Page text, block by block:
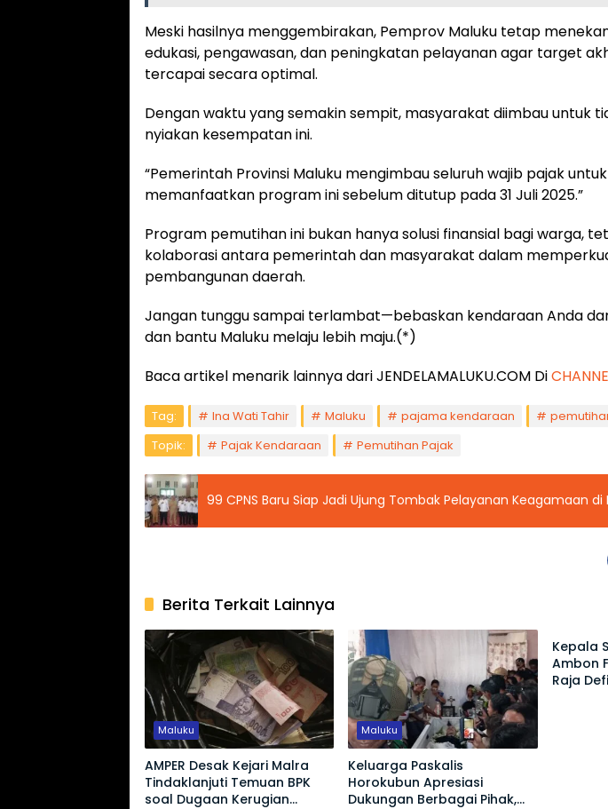
Meski hasilnya menggembirakan, Pemprov Maluku tetap
edukasi, pengawasan, dan peningkatan pelayanan agar target
tercapai secara optimal.
Dengan waktu yang semakin sempit, masyarakat diimbau untuk
nyiakan kesempatan ini.
“Pemerintah Provinsi Maluku mengimbau seluruh wajib pajak
memanfaatkan program ini sebelum ditutup pada 31 Juli 2025.”
Program pemutihan ini bukan hanya solusi finansial bagi warga,
kolaborasi antara pemerintah dan masyarakat dalam
pembangunan daerah.
Jangan tunggu sampai terlambat—bebaskan kendaraan Anda
dan bantu Maluku melaju lebih maju.(*)
Baca artikel menarik lainnya dari JENDELAMALUKU.COM Di
Tag: Ina Wati Tahir Maluku pajama kendaraan
Topik:
Pajak Kendaraan Pemutihan Pajak
99 CPNS Baru Siap Jadi Ujung Tombak Pelayanan Keagamaan di
Berita Terkait Lainnya
Maluku
AMPER Desak Kejari Malra
Tindaklanjuti Temuan BPK
soal Dugaan Kerugian
Maluku
Keluarga Paskalis
Horokubun Apresiasi
Dukungan Berbagai Pihak,
Kepala
Ambon
Raja